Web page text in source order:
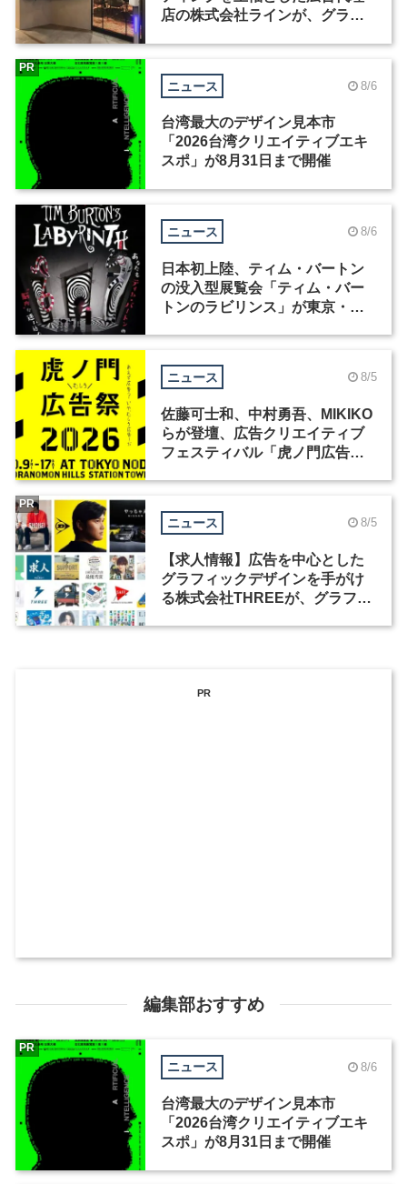
店の株式会社ラインが、グラフ
ニュース 8/6
台湾最大のデザイン見本市
「2026台湾クリエイティブエキ
スポ」が8月31日まで開催
PR
ニュース 8/6
日本初上陸、ティム・バートン
の没入型展覧会「ティム・バー
トンのラビリンス」が東京・豊
ニュース 8/5
佐藤可士和、中村勇吾、MIKIKO
らが登壇、広告クリエイティブ
フェスティバル「虎ノ門広告
ニュース 8/5
【求人情報】広告を中心とした
グラフィックデザインを手がけ
る株式会社THREEが、グラフィ
PR
PR
編集部おすすめ
ニュース 8/6
台湾最大のデザイン見本市
「2026台湾クリエイティブエキ
スポ」が8月31日まで開催
PR